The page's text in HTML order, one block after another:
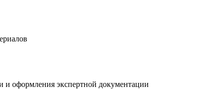
и оформления экспертной документации